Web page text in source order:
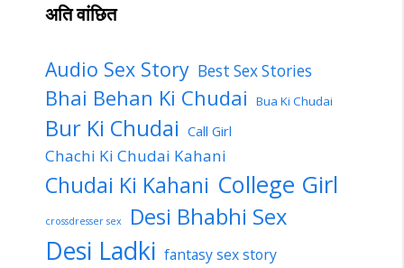
अति वांछित
Audio Sex Story Best Sex Stories
Bhai Behan Ki Chudai Bua Ki Chudai
Bur Ki Chudai Call Girl
Chachi Ki Chudai Kahani
Chudai Ki Kahani College Girl
crossdresser sex Desi Bhabhi Sex
Desi Ladki fantasy sex story